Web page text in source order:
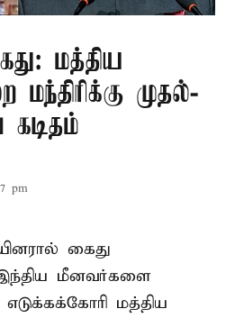
மத்திய
மந்திரிக்கு முதல்-
pm
கைது
மீனவர்களை
எடுக்கக்கோரி மத்திய